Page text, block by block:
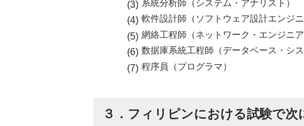
系統分析師（システム・アナリスト）
軟件設計師（ソフトウェア設計エンジニ
網絡工程師（ネットワーク・エンジニア
数据庫系統工程師（データベース・シ
程序員（プログラマ）
３．フィリピンにおける試験で次